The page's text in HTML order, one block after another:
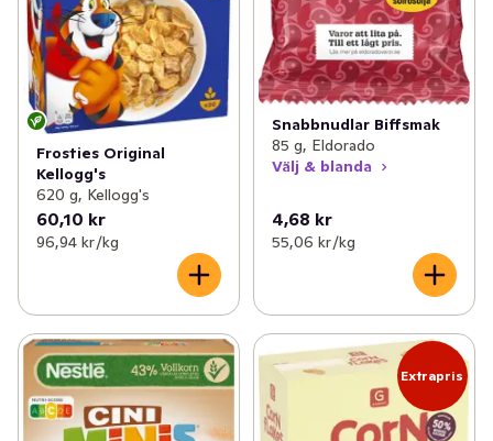
Frosties Original
Kellogg's
620 g, Kellogg's
60,10 kr
96,94 kr /kg
Snabbnudlar Biffsmak
85 g, Eldorado
Välj & blanda
4,68 kr
55,06 kr /kg
Extrapris